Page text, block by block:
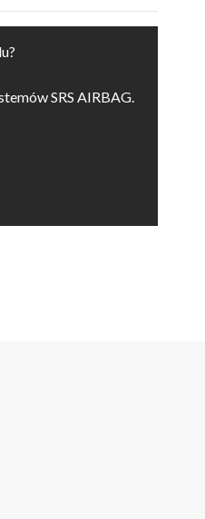
SRS AIRBAG.